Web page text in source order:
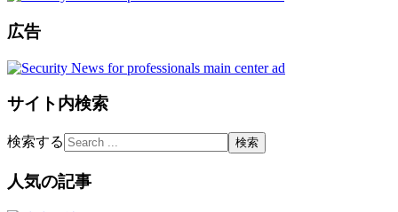
広告
サイト内検索
検索する
人気の記事